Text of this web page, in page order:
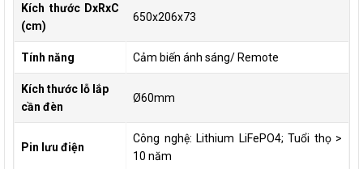
Kích thước DxRxC
(cm)
650x206x73
Tính năng Cảm biến ánh sáng/ Remote
Kích thước lỗ lắp
cần đèn
Ø60mm
Pin lưu điện
Công nghệ: Lithium LiFePO4; Tuổi thọ >
10 năm